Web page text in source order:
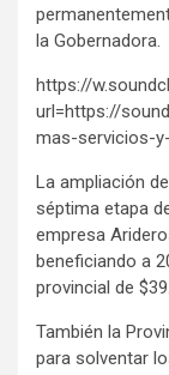
la Gobernadora.
https://
url=https://
mas-servicios-
La ampliación
séptima etapa
empresa
beneficiando a
provincial de
También la
para solventar